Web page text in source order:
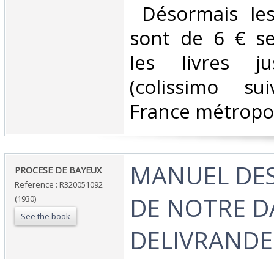
Désormais
sont de 6 €
les livres
(colissimo
France
‎PROCESE DE BAYEUX‎
Reference : R320051092
(1930)
See the book
‎MANUEL
DE NOTRE